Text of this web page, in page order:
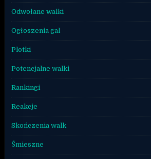
Odwołane walki
Ogłoszenia gal
Plotki
Potencjalne walki
Rankingi
Reakcje
Skończenia walk
Śmieszne